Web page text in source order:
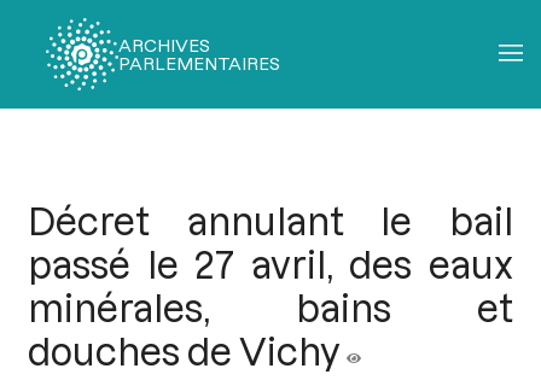
ARCHIVES
PARLEMENTAIRES
Décret annulant le bail
passé le 27 avril, des eaux
minérales, bains et
douches de Vichy